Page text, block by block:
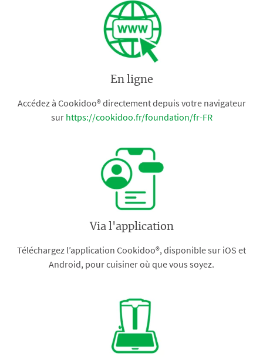
En ligne
Accédez à Cookidoo® directement depuis votre navigateur
sur https://cookidoo.fr/foundation/fr-FR
Via l'application
Téléchargez l’application Cookidoo®, disponible sur iOS et
Android, pour cuisiner où que vous soyez.